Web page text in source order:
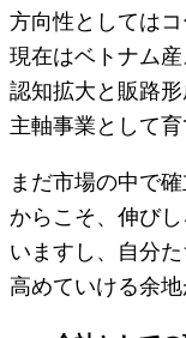
方向性としてはコ
現在はベトナム
認知拡大と販路
主軸事業として育
まだ市場の中で
からこそ、伸び
いますし、自分
高めていける余地